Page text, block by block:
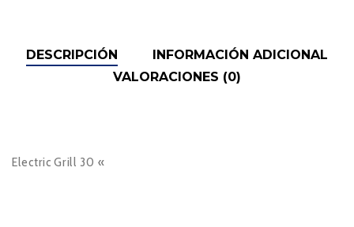
DESCRIPCIÓN
INFORMACIÓN ADICIONAL
VALORACIONES (0)
Electric Grill 30 «